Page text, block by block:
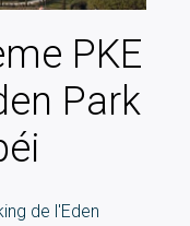
PKE
Park
de l'Eden